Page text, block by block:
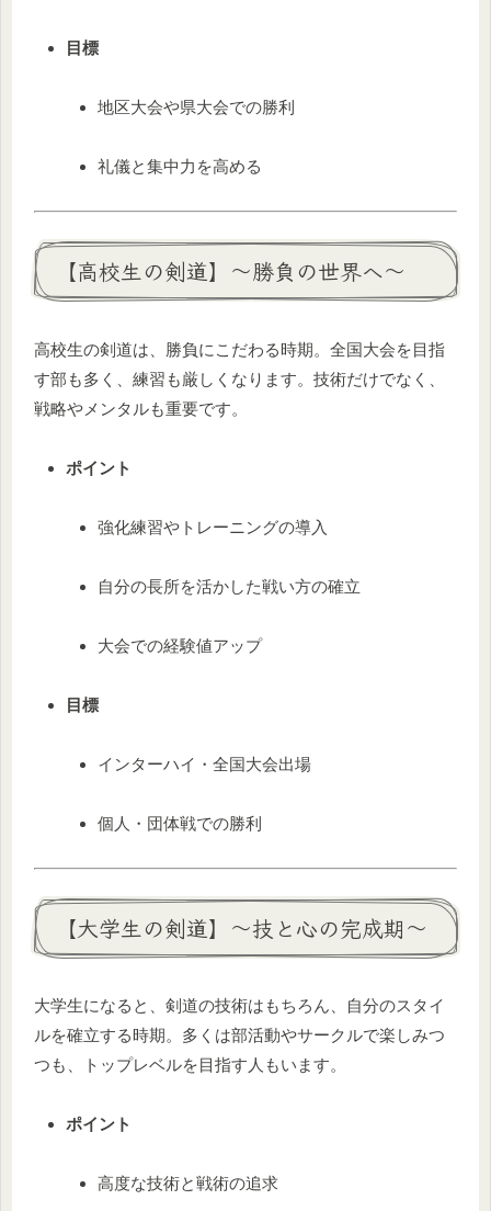
目標
地区大会や県大会での勝利
礼儀と集中力を高める
【高校生の剣道】〜勝負の世界へ〜
高校生の剣道は、勝負にこだわる時期。全国大会を目指
す部も多く、練習も厳しくなります。技術だけでなく、
戦略やメンタルも重要です。
ポイント
強化練習やトレーニングの導入
自分の長所を活かした戦い方の確立
大会での経験値アップ
目標
インターハイ・全国大会出場
個人・団体戦での勝利
【大学生の剣道】〜技と心の完成期〜
大学生になると、剣道の技術はもちろん、自分のスタイ
ルを確立する時期。多くは部活動やサークルで楽しみつ
つも、トップレベルを目指す人もいます。
ポイント
高度な技術と戦術の追求